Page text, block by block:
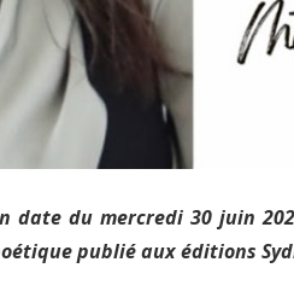
date du mercredi 30 juin
publié aux éditions